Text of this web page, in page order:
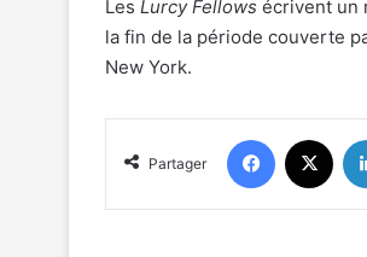
Les Lurcy Fellows écrivent un
la fin de la période couverte
New York.
Partager
Facebook